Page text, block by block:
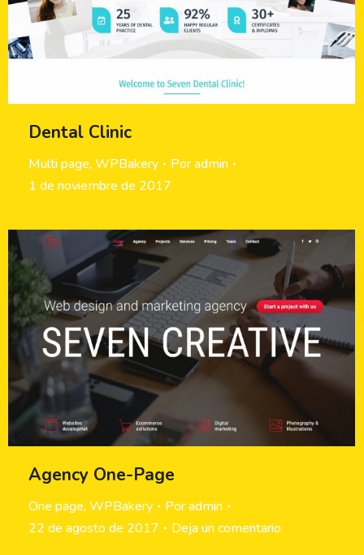
Dental Clinic
Multi page,WPBakery Poradmin
1 de noviembre de 2017
Agency One-Page
One page,WPBakery Poradmin
22 de agosto de 2017
Deja un comentario